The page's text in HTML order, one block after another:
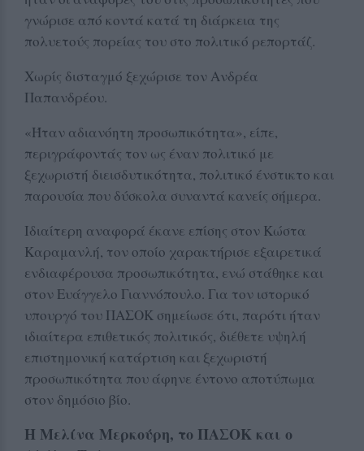
γνώρισε από κοντά κατά τη διάρκεια της
πολυετούς πορείας του στο πολιτικό ρεπορτάζ.
Χωρίς δισταγμό ξεχώρισε τον Ανδρέα
Παπανδρέου.
«Ήταν αδιανόητη προσωπικότητα», είπε,
περιγράφοντάς τον ως έναν πολιτικό με
ξεχωριστή διεισδυτικότητα, πολιτικό ένστικτο και
παρουσία που δύσκολα συναντά κανείς σήμερα.
Ιδιαίτερη αναφορά έκανε επίσης στον Κώστα
Καραμανλή, τον οποίο χαρακτήρισε εξαιρετικά
ενδιαφέρουσα προσωπικότητα, ενώ στάθηκε και
στον Ευάγγελο Γιαννόπουλο. Για τον ιστορικό
υπουργό του ΠΑΣΟΚ σημείωσε ότι, παρότι ήταν
ιδιαίτερα επιθετικός πολιτικός, διέθετε υψηλή
επιστημονική κατάρτιση και ξεχωριστή
προσωπικότητα που άφηνε έντονο αποτύπωμα
στον δημόσιο βίο.
Η Μελίνα Μερκούρη, το ΠΑΣΟΚ και ο